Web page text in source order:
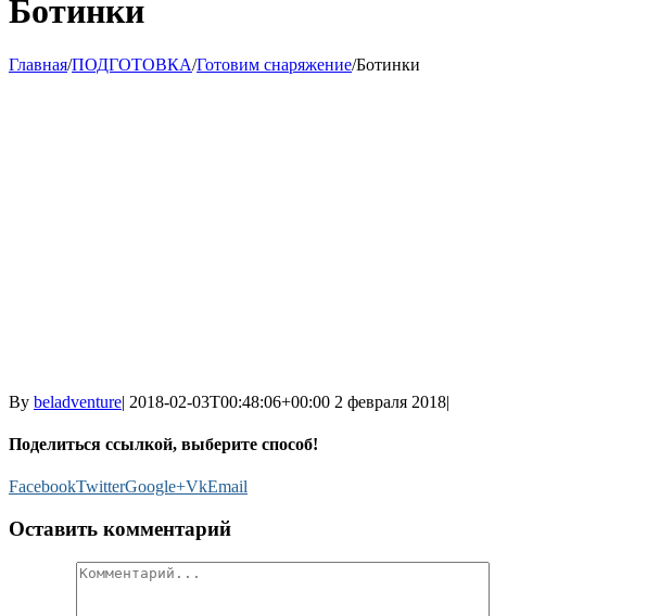
Ботинки
Главная/ПОДГОТОВКА/Готовим снаряжение/Ботинки
By beladventure| 2018-02-03T00:48:06+00:00 2 февраля 2018|
Поделиться ссылкой, выберите способ!
FacebookTwitterGoogle+VkEmail
Оставить комментарий